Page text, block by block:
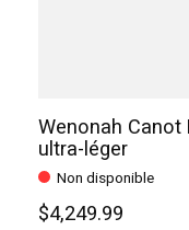
Wenonah
ultra-léger
Non disponible
$4,249.99